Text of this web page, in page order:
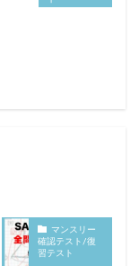
マンスリー
確認テスト/復
習テスト